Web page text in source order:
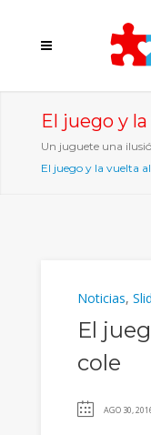
El juego y
Un juguete una
El juego y la vuelta
Noticias,
El
cole
AGO 30,